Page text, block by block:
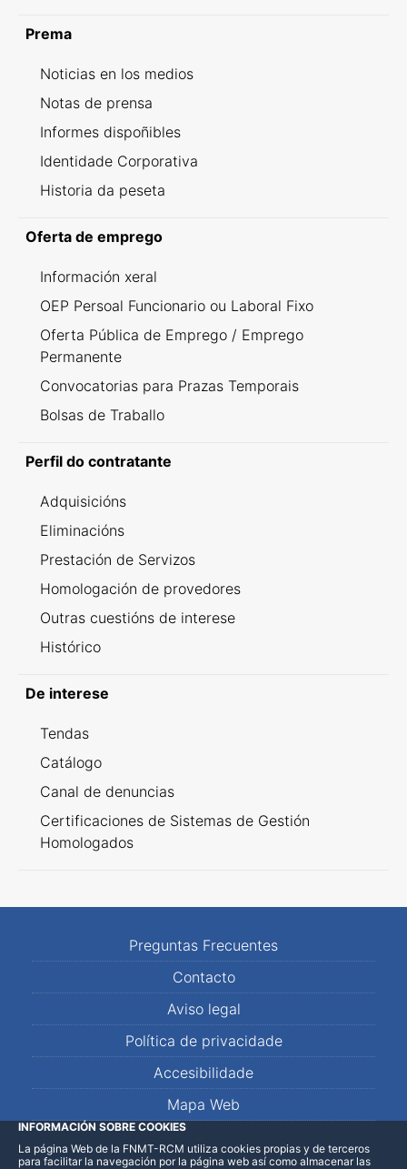
Prema
Noticias en los medios
Notas de prensa
Informes dispoñibles
Identidade Corporativa
Historia da peseta
Oferta de emprego
Información xeral
OEP Persoal Funcionario ou Laboral Fixo
Oferta Pública de Emprego / Emprego
Permanente
Convocatorias para Prazas Temporais
Bolsas de Traballo
Perfil do contratante
Adquisicións
Eliminacións
Prestación de Servizos
Homologación de provedores
Outras cuestións de interese
Histórico
De interese
Tendas
Catálogo
Canal de denuncias
Certificaciones de Sistemas de Gestión
Homologados
Preguntas Frecuentes
Contacto
Aviso legal
Política de privacidade
Accesibilidade
Mapa Web
LinkedInFacebookWhatsApp
INFORMACIÓN SOBRE COOKIES
La página Web de la FNMT-RCM utiliza cookies propias y de terceros
para facilitar la navegación por la página web así como almacenar las